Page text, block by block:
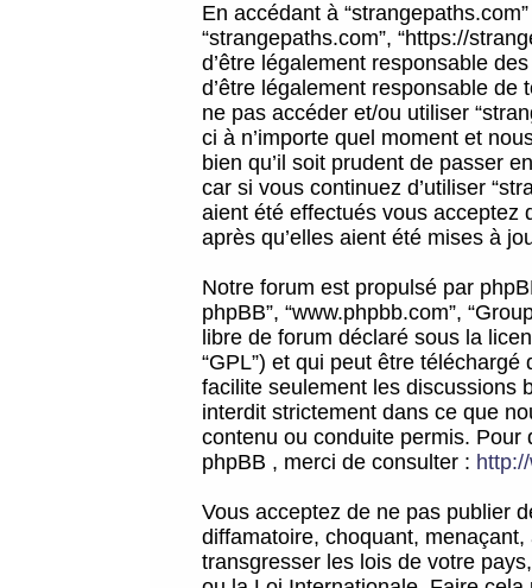
En accédant à
“strangepaths.com”, “https://
d’être légalement responsable
d’être légalement responsable
ne pas accéder et/ou utiliser
ci à n’importe quel moment et
bien qu’il soit prudent de passer
car si vous continuez d’utiliser
aient été effectués vous acceptez
après qu’elles aient été mises à
Notre forum est propulsé par
phpBB”, “www.phpbb.com”,
libre de forum déclaré sous la
“GPL”) et qui peut être téléchargé
facilite seulement les discussions
interdit strictement dans ce que
contenu ou conduite permis.
phpBB , merci de consulter :
Vous acceptez de ne pas publier
diffamatoire, choquant,
transgresser les lois de votre